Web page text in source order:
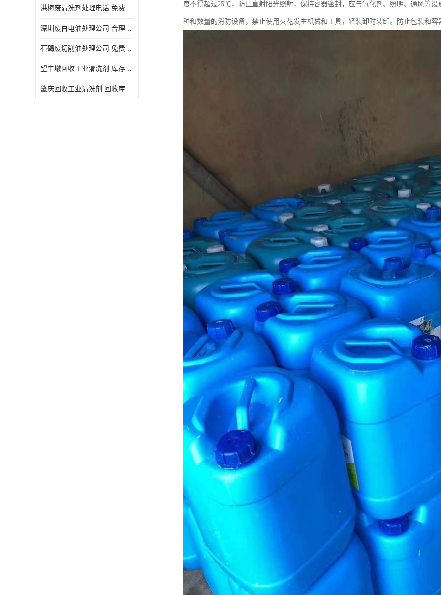
洪梅废清洗剂处理电话 免费估价 大量尾货回收
深圳废白电油处理公司 合理估价 上门评估报价
石碣废切削油处理公司 免费估价 量大量小均可
望牛墩回收工业清洗剂 库存积压回收 大量尾货回收
肇庆回收工业清洗剂 回收库存 量大量小均可
度不得超过25℃，防止直射阳光照射，保持容器密封，应与氧化剂、照明、通风等
种和数量的消防设备，禁止使用火花发生机械和工具，轻装卸时装卸。防止包装和容